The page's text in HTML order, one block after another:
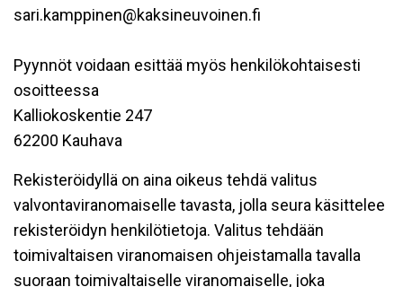
sari.kamppinen@kaksineuvoinen.fi
Pyynnöt voidaan esittää myös henkilökohtaisesti
osoitteessa
Kalliokoskentie 247
62200 Kauhava
Rekisteröidyllä on aina oikeus tehdä valitus
valvontaviranomaiselle tavasta, jolla seura käsittelee
rekisteröidyn henkilötietoja. Valitus tehdään
toimivaltaisen viranomaisen ohjeistamalla tavalla
suoraan toimivaltaiselle viranomaiselle, joka